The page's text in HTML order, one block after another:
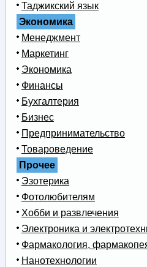
Таджикский язык
Экономика
Менеджмент
Маркетинг
Экономика
Финансы
Бухгалтерия
Бизнес
Предпринимательство
Товароведение
Прочее
Эзотерика
Фотолюбителям
Хобби и развлечения
Электроника и
Фармакология,
Нанотехнологии